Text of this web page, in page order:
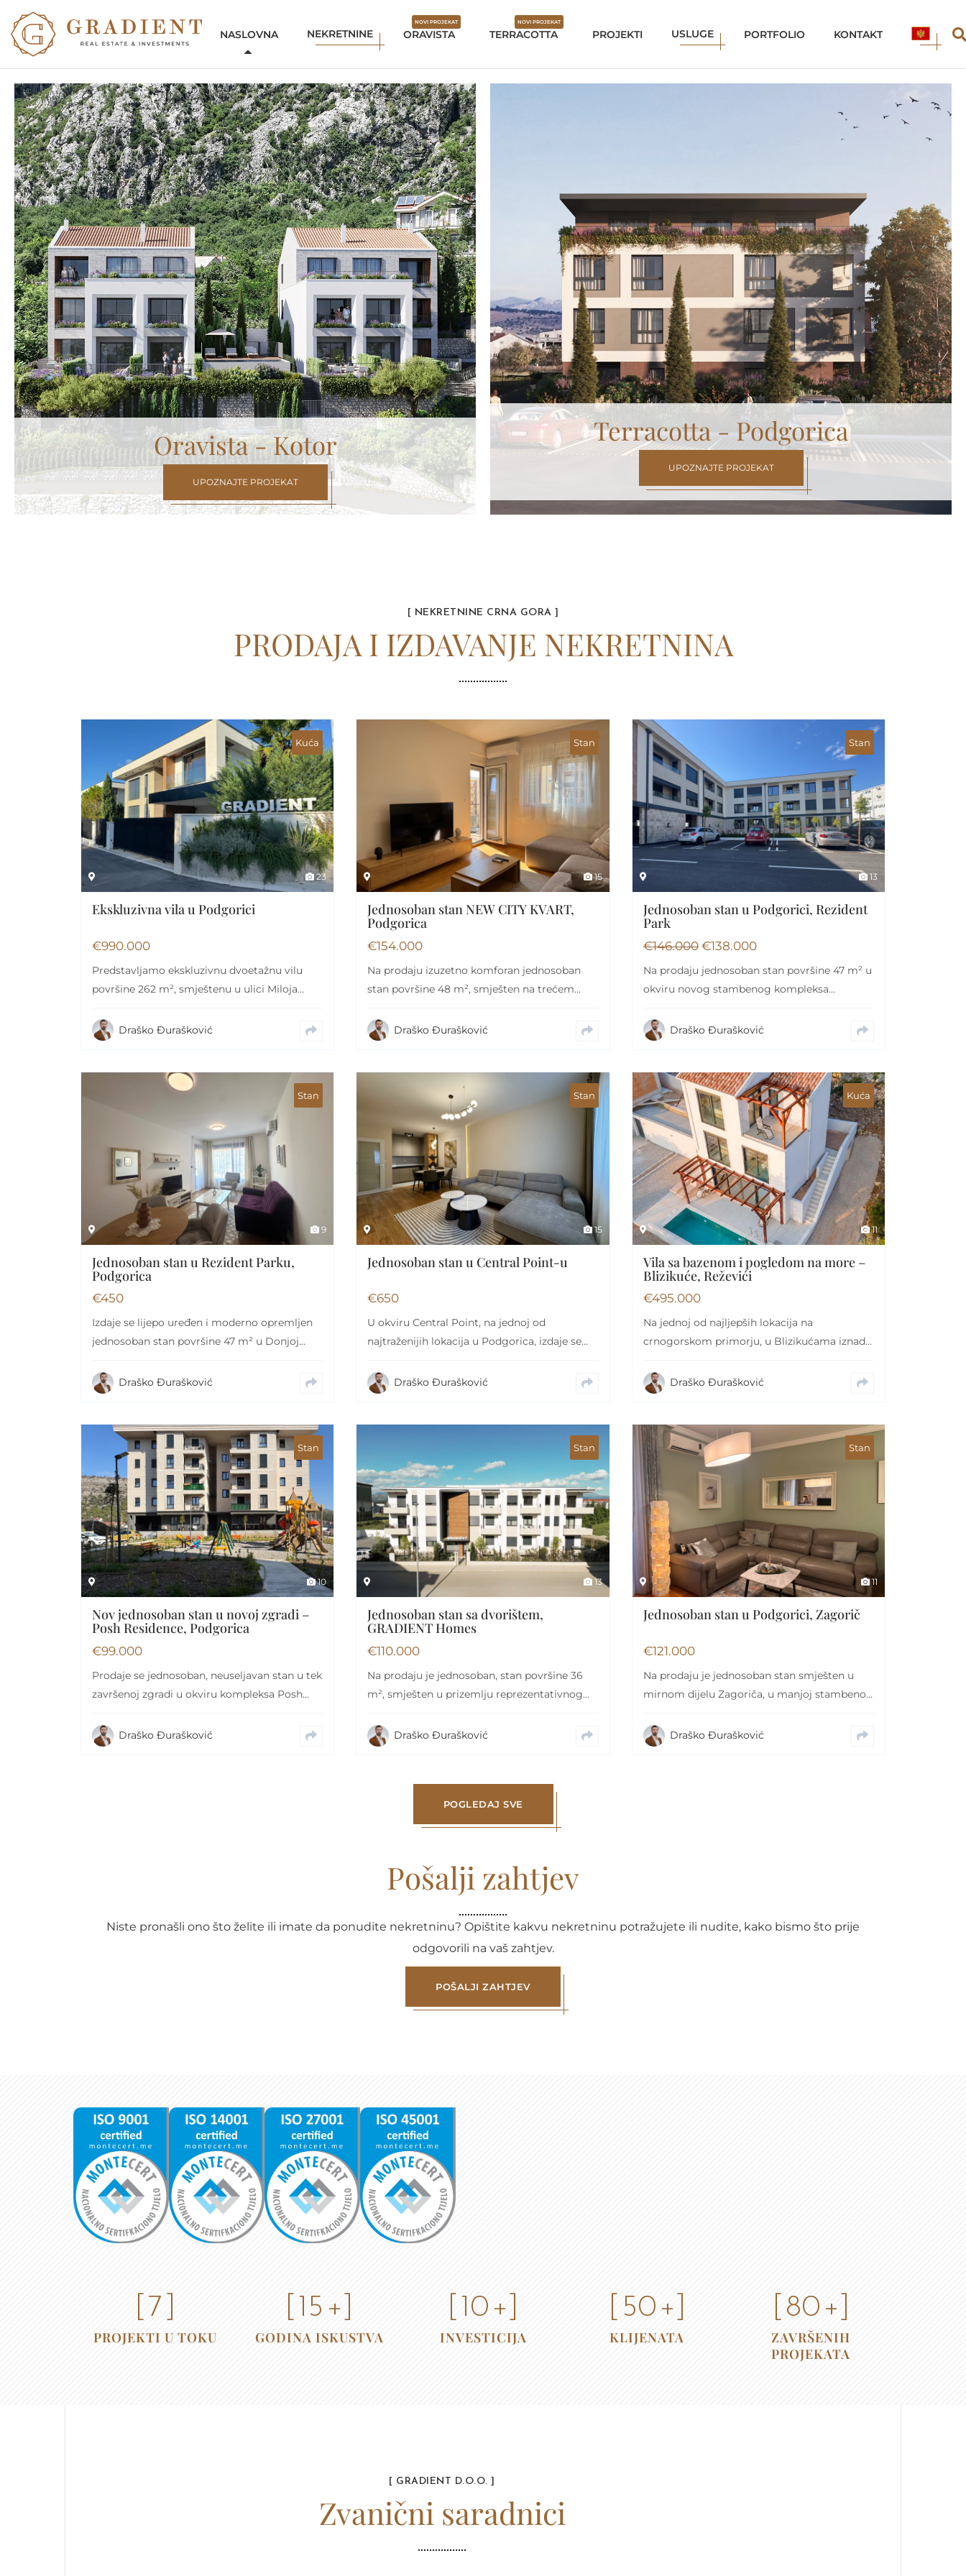
NASLOVNA NEKRETNINE ORAVISTA
NOVI PROJEKAT
TERRACOTTA
NOVI PROJEKAT
PROJEKTI USLUGE PORTFOLIO KONTAKT ME
Oravista - Kotor
UPOZNAJTE PROJEKAT
Terracotta - Podgorica
UPOZNAJTE PROJEKAT
[ NEKRETNINE CRNA GORA ]
PRODAJA I IZDAVANJE NEKRETNINA
Kuća
23
Ekskluzivna vila u Podgorici
€990.000
Predstavljamo ekskluzivnu dvoetažnu vilu
površine 262 m², smještenu u ulici Miloja
Draško Đurašković
Stan
15
Jednosoban stan NEW CITY KVART,
Podgorica
€154.000
Na prodaju izuzetno komforan jednosoban
stan površine 48 m², smješten na trećem
Draško Đurašković
Stan
13
Jednosoban stan u Podgorici, Rezident
Park
€146.000 €138.000
Na prodaju jednosoban stan površine 47 m² u
okviru novog stambenog kompleksa
Draško Đurašković
Stan
9
Jednosoban stan u Rezident Parku,
Podgorica
€450
Izdaje se lijepo uređen i moderno opremljen
jednosoban stan površine 47 m² u Donjoj
Draško Đurašković
Stan
15
Jednosoban stan u Central Point-u
€650
U okviru Central Point, na jednoj od
najtraženijih lokacija u Podgorica, izdaje se
Draško Đurašković
Kuća
11
Vila sa bazenom i pogledom na more –
Blizikuće, Reževići
€495.000
Na jednoj od najljepših lokacija na
crnogorskom primorju, u Blizikućama iznad
Draško Đurašković
Stan
10
Nov jednosoban stan u novoj zgradi –
Posh Residence, Podgorica
€99.000
Prodaje se jednosoban, neuseljavan stan u tek
završenoj zgradi u okviru kompleksa Posh
Draško Đurašković
Stan
13
Jednosoban stan sa dvorištem,
GRADIENT Homes
€110.000
Na prodaju je jednosoban, stan površine 36
m², smješten u prizemlju reprezentativnog
Draško Đurašković
Stan
11
Jednosoban stan u Podgorici, Zagorič
€121.000
Na prodaju je jednosoban stan smješten u
mirnom dijelu Zagoriča, u manjoj stambenoj
Draško Đurašković
POGLEDAJ SVE
Pošalji zahtjev
Niste pronašli ono što želite ili imate da ponudite nekretninu? Opištite kakvu nekretninu potražujete ili nudite, kako bismo što prije
odgovorili na vaš zahtjev.
POŠALJI ZAHTJEV
7
PROJEKTI U TOKU
15 +]
GODINA ISKUSTVA
10 +]
INVESTICIJA
50 +]
KLIJENATA
80 +]
ZAVRŠENIH
PROJEKATA
[ GRADIENT D.O.O. ]
Zvanični saradnici